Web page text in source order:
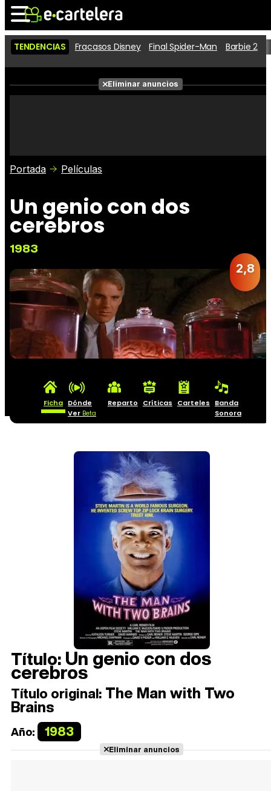
Noticias
Cartelera
Críticas
TENDENCIAS Fracasos Disney Final Spider-Man Barbie 2
Eliminar anuncios
Portada Películas
Un genio con dos
cerebros
1983
2,8
Ficha Dónde
Ver Beta
Reparto Críticas Carteles
Banda
Sonora
Título:Un genio con dos
cerebros
Título original: The Man with Two
Brains
Año: 1983
Eliminar anuncios